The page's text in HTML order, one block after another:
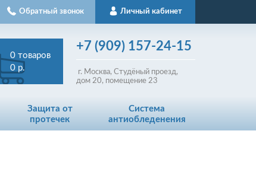
Личный кабинет
Обратный звонок
+7 (909) 157-24-15
г. Москва, Студёный проезд,
дом 20, помещение 23
0 товаров
0 р.
Защита от
протечек
Система
антиобледенения